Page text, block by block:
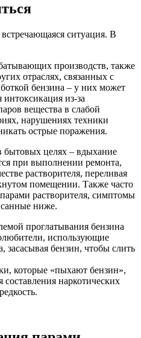
ситуация. В
производств, также
отраслях, связанных с
бензина – у них может
интоксикация из-за
вещества в слабой
нарушениях техники
острые поражения.
целях – вдыхание
при выполнении ремонта,
растворителя, переливая
помещении. Также часто
парами растворителя, симптомы
ниже.
проглатывания бензина
использующие
засасывая бензин, чтобы слить
которые «пыхают бензин»,
наркотических